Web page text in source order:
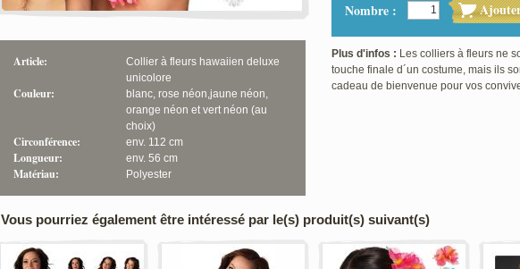
Nombre :
Plus d'infos : Les colliers à fleurs ne
touche finale d´un costume, mais ils
cadeau de bienvenue pour vos
Article:
Collier à fleurs hawaiien deluxe
unicolore
Couleur:
blanc, rose néon,jaune néon,
orange néon et vert néon (au
choix)
Circonférence: env. 112 cm
Longueur: env. 56 cm
Matériau: Polyester
Vous pourriez également être intéressé par le(s) produit(s) suivant(s)